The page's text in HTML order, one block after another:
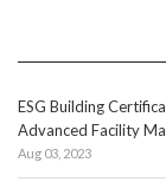
ESG Building
Advanced Facility
Aug 03, 2023